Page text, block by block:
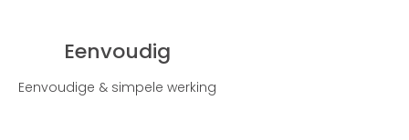
Eenvoudig
Eenvoudige & simpele werking